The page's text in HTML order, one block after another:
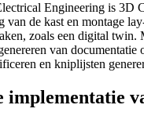
Engineering is 3D
van de kast en montage
zoals een digital twin.
van
en kniplijsten
implementatie